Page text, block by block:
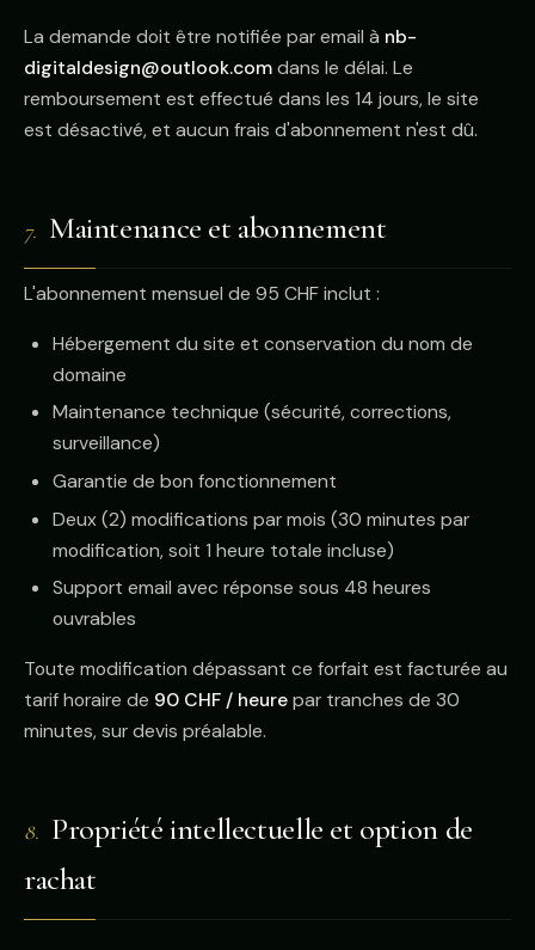
La demande doit être notifiée par email à nb-
digitaldesign@outlook.comdans le délai. Le
remboursement est effectué dans les 14 jours, le site
est désactivé, et aucun frais d'abonnement n'est dû.
7. Maintenance et abonnement
L'abonnement mensuel de 95 CHF inclut :
Hébergement du site et conservation du nom de
domaine
Maintenance technique (sécurité, corrections,
surveillance)
Garantie de bon fonctionnement
Deux (2) modifications par mois (30 minutes par
modification, soit 1 heure totale incluse)
Support email avec réponse sous 48 heures
ouvrables
Toute modification dépassant ce forfait est facturée au
tarif horaire de 90 CHF / heurepar tranches de 30
minutes, sur devis préalable.
8. Propriété intellectuelle et option de
rachat